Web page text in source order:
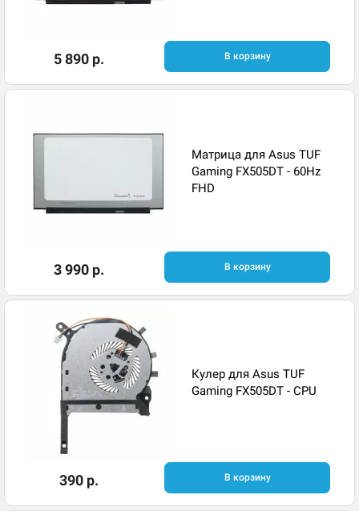
5 890 р. В корзину
Матрица для Asus TUF
Gaming FX505DT - 60Hz
FHD
3 990 р. В корзину
Кулер для Asus TUF
Gaming FX505DT - CPU
390 р. В корзину